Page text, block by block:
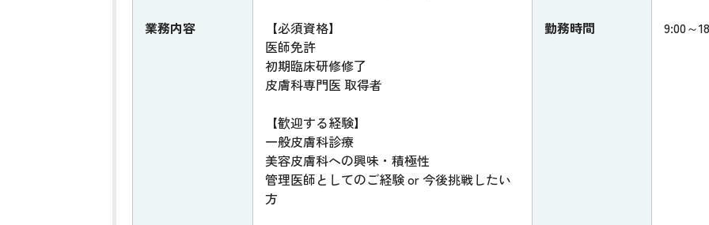
業務内容
【必須資格】
医師免許
初期臨床研修修了
皮膚科専門医 取得者
【歓迎する経験】
一般皮膚科診療
美容皮膚科への興味・積極性
管理医師としてのご経験 or 今後挑戦したい
方
勤務時間 9:00～